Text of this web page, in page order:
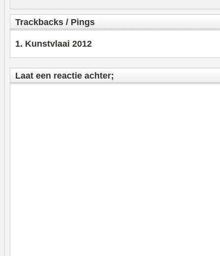
Trackbacks / Pings
Kunstvlaai 2012
Laat een reactie achter;